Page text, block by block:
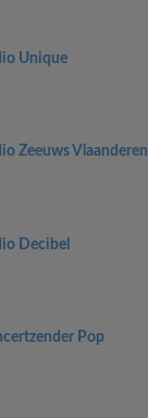
Unique
Zeeuws Vlaanderen
Decibel
Pop